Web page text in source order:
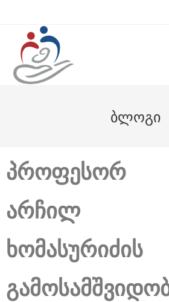
ბლოგი
პროფესორ
არჩილ
ხომასურიძის